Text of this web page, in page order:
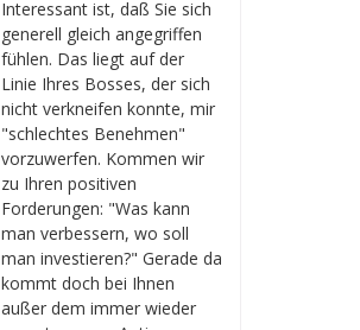
Interessant ist, daß Sie sich
generell gleich angegriffen
fühlen. Das liegt auf der
Linie Ihres Bosses, der sich
nicht verkneifen konnte, mir
"schlechtes Benehmen"
vorzuwerfen. Kommen wir
zu Ihren positiven
Forderungen: "Was kann
man verbessern, wo soll
man investieren?" Gerade da
kommt doch bei Ihnen
außer dem immer wieder